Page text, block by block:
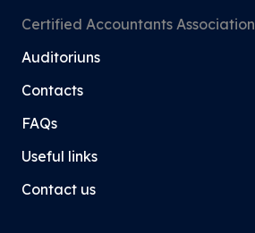
Certified Accountants Association
Auditoriuns
Contacts
FAQs
Useful links
Contact us